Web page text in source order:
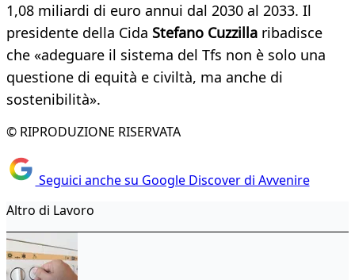
1,08 miliardi di euro annui dal 2030 al 2033. Il
presidente della Cida Stefano Cuzzilla ribadisce
che «adeguare il sistema del Tfs non è solo una
questione di equità e civiltà, ma anche di
sostenibilità».
© RIPRODUZIONE RISERVATA
Seguici anche su Google Discover di Avvenire
Altro di Lavoro